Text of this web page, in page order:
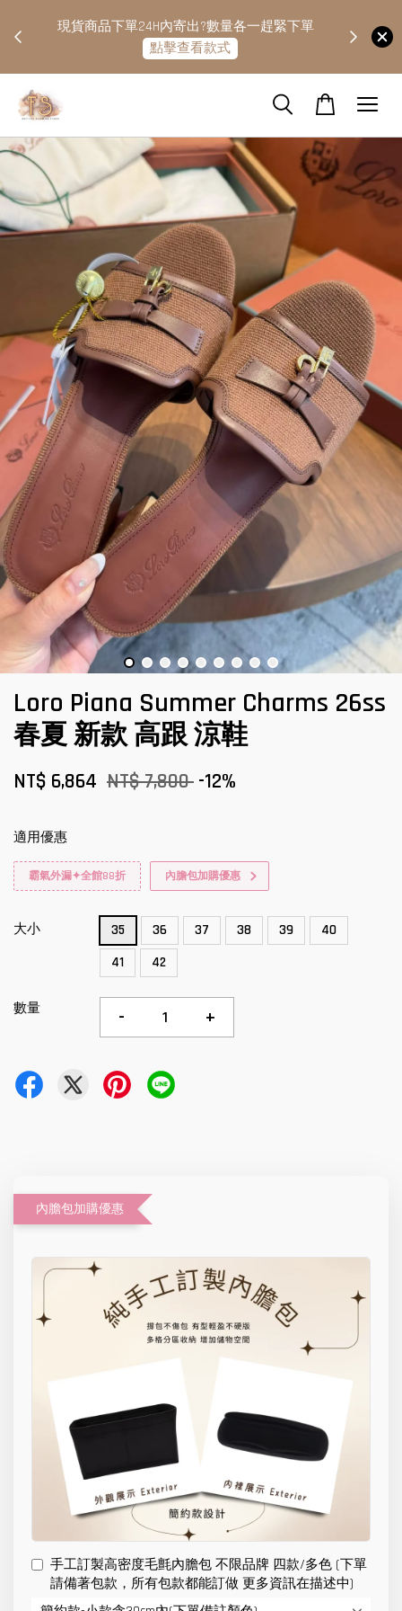
現貨商品下單24H內寄出?數量各一趕緊下單
點擊查看款式
Loro Piana Summer Charms 26ss
春夏 新款 高跟 涼鞋
NT$ 6,864 NT$ 7,800 -12%
適用優惠
霸氣外漏✦全館88折 內膽包加購優惠
大小 35 36 37 38 39
40
41
42
數量 - +
內膽包加購優惠
手工訂製高密度毛氈內膽包 不限品牌 四款/多色 (下單
請備著包款，所有包款都能訂做 更多資訊在描述中)